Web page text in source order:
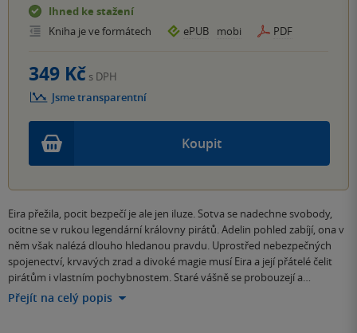
Ihned ke stažení
Kniha je ve formátech
ePUB mobi PDF
Koupit
349 Kč s DPH
Jsme transparentní
Eira přežila, pocit bezpečí je ale jen iluze. Sotva se nadechne svobody,
ocitne se v rukou legendární královny pirátů. Adelin pohled zabíjí, ona v
něm však nalézá dlouho hledanou pravdu. Uprostřed nebezpečných
spojenectví, krvavých zrad a divoké magie musí Eira a její přátelé čelit
pirátům i vlastním pochybnostem. Staré vášně se probouzejí a…
Přejít na celý popis